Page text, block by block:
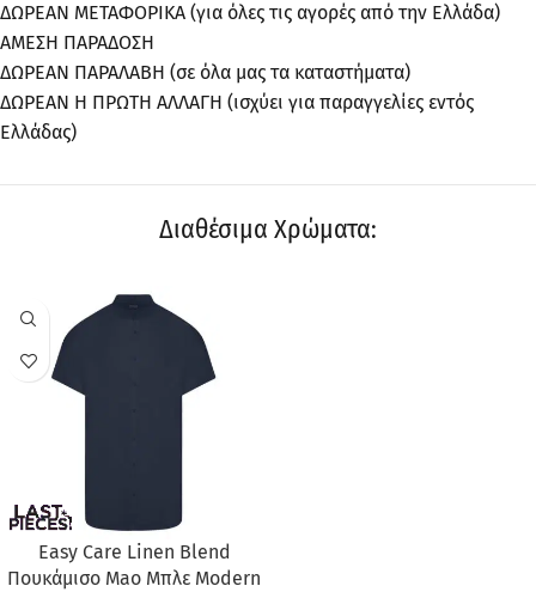
ΔΩΡΕΑΝ ΜΕΤΑΦΟΡΙΚΑ (για όλες τις αγορές από την Ελλάδα)
ΑΜΕΣΗ ΠΑΡΑΔΟΣΗ
ΔΩΡΕΑΝ ΠΑΡΑΛΑΒΗ (σε όλα μας τα καταστήματα)
ΔΩΡΕΑΝ Η ΠΡΩΤΗ ΑΛΛΑΓΗ (ισχύει για παραγγελίες εντός
Ελλάδας)
Διαθέσιμα Χρώματα:
ΠΡΟΣΦΟΡΆ
Easy Care Linen Blend
Πουκάμισο Mao Μπλε Modern